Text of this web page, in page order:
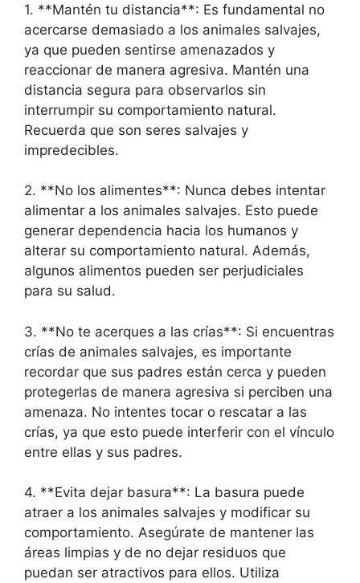
1. **Mantén tu distancia**: Es fundamental no
acercarse demasiado a los animales salvajes,
ya que pueden sentirse amenazados y
reaccionar de manera agresiva. Mantén una
distancia segura para observarlos sin
interrumpir su comportamiento natural.
Recuerda que son seres salvajes y
impredecibles.
2. **No los alimentes**: Nunca debes intentar
alimentar a los animales salvajes. Esto puede
generar dependencia hacia los humanos y
alterar su comportamiento natural. Además,
algunos alimentos pueden ser perjudiciales
para su salud.
3. **No te acerques a las crías**: Si encuentras
crías de animales salvajes, es importante
recordar que sus padres están cerca y pueden
protegerlas de manera agresiva si perciben una
amenaza. No intentes tocar o rescatar a las
crías, ya que esto puede interferir con el vínculo
entre ellas y sus padres.
4. **Evita dejar basura**: La basura puede
atraer a los animales salvajes y modificar su
comportamiento. Asegúrate de mantener las
áreas limpias y de no dejar residuos que
puedan ser atractivos para ellos. Utiliza